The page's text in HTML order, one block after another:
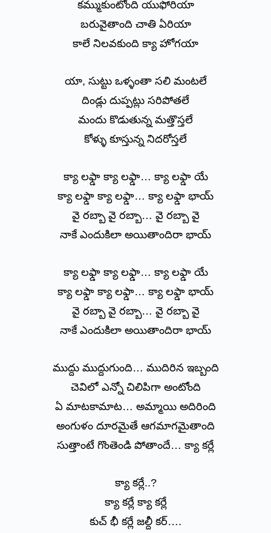
కమ్ముకుంటోంది యుఫోరియా
బరువైతాంది చాతి ఏరియా
కాలే నిలవకుంది క్యా హోగయా
యా, సుట్టు ఒళ్ళంతా సలి మంటలే
దిండ్లు దుప్పట్లు సరిపోతలే
మందు కొడుతున్న మత్తొస్తలే
కోళ్ళు కూస్తున్న నిదరోస్తలే
క్యా లఫ్డా క్యా లఫ్డా… క్యా లఫ్డా యే
క్యా లఫ్డా క్యా లఫ్డా… క్యా లఫ్డా భాయ్
వై రబ్బా వై రబ్బా… వై రబ్బా వై
నాకే ఎందుకిలా అయితాందిరా భాయ్
క్యా లఫ్డా క్యా లఫ్డా… క్యా లఫ్డా యే
క్యా లఫ్డా క్యా లఫ్డా… క్యా లఫ్డా భాయ్
వై రబ్బా వై రబ్బా… వై రబ్బా వై
నాకే ఎందుకిలా అయితాందిరా భాయ్
ముద్దు ముద్దుగుంది… ముదిరిన ఇబ్బంది
చెవిలో ఎన్నో చిలిపిగా అంటోంది
ఏ మాటకామాట… అమ్మాయి అదిరింది
అంగుళం దూరమైతే ఆగమాగమైతాంది
సుత్తాంటే గొంతెండి పోతాందే… క్యా కర్లే
క్యా కర్లే..?
క్యా కర్లే క్యా కర్లే
కుచ్ భీ కర్లే జల్దీ కర్….